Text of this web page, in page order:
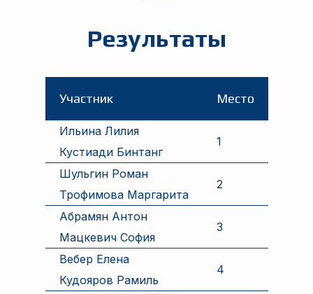
Результаты
Участник Место
Ильина Лилия
1
Кустиади Бинтанг
Шульгин Роман
2
Трофимова Маргарита
Абрамян Антон
3
Мацкевич София
Вебер Елена
4
Кудояров Рамиль